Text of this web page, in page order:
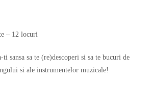
– 12 locuri
sansa sa te (re)descoperi si sa te bucuri de
si ale instrumentelor muzicale!